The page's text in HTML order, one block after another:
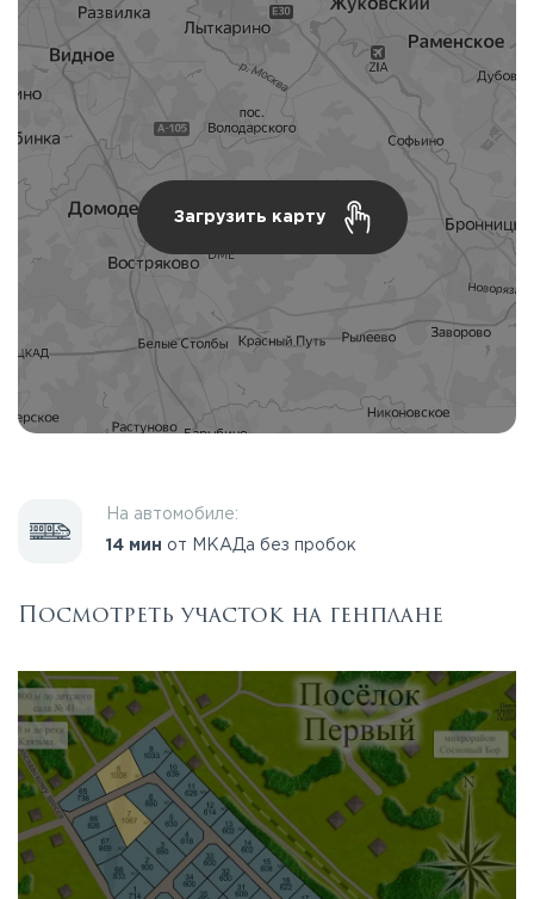
Загрузить карту
На автомобиле:
14 мин от МКАДа без пробок
Посмотреть участок на генплане